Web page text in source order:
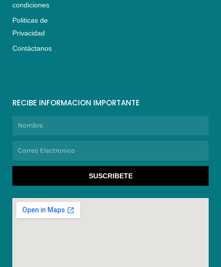
condiciones
Politicas de
Privacidad
Contáctanos
RECIBE INFORMACION IMPORTANTE
SUSCRIBETE